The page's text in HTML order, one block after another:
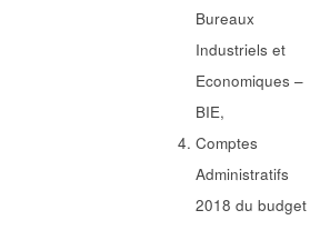
Bureaux
Industriels et
Economiques –
BIE,
Comptes
Administratifs
2018 du budget